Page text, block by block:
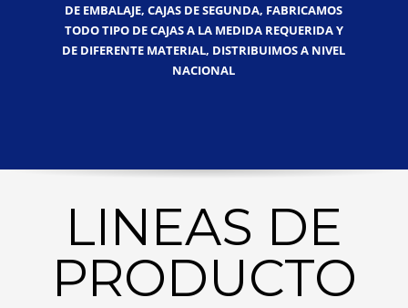
DE EMBALAJE, CAJAS DE SEGUNDA, FABRICAMOS
TODO TIPO DE CAJAS A LA MEDIDA REQUERIDA Y
DE DIFERENTE MATERIAL, DISTRIBUIMOS A NIVEL
NACIONAL
LINEAS DE
PRODUCTO